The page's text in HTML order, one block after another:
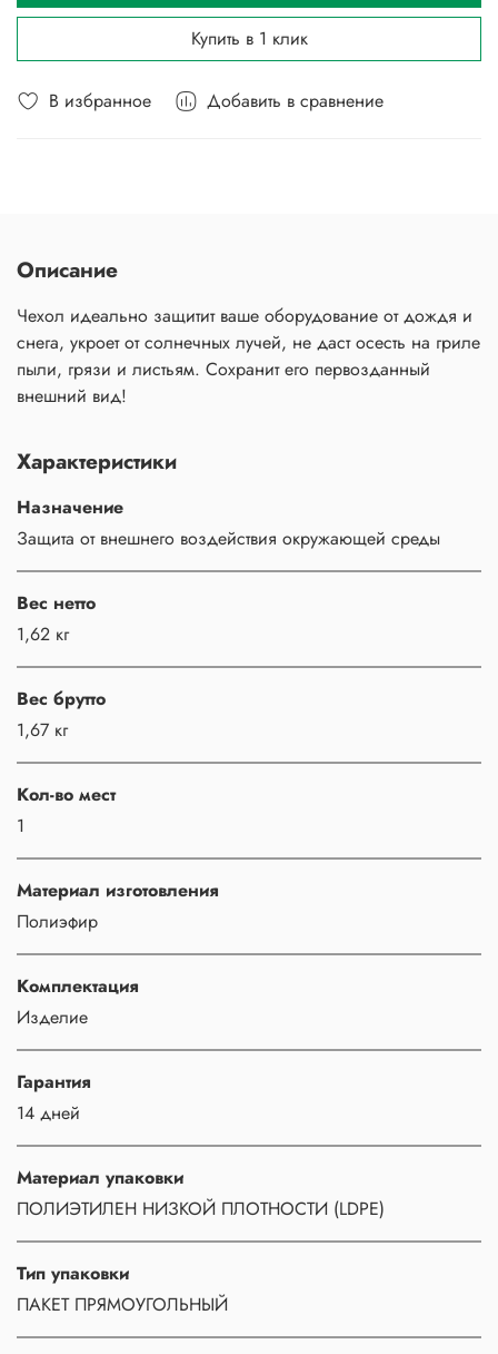
В избранное Добавить в сравнение
Купить в 1 клик
Описание
Чехол идеально защитит ваше оборудование от дождя и
снега, укроет от солнечных лучей, не даст осесть на гриле
пыли, грязи и листьям. Сохранит его первозданный
внешний вид!
Характеристики
Назначение
Защита от внешнего воздействия окружающей среды
Вес нетто
1,62 кг
Вес брутто
1,67 кг
Кол-во мест
1
Материал изготовления
Полиэфир
Комплектация
Изделие
Гарантия
14 дней
Материал упаковки
ПОЛИЭТИЛЕН НИЗКОЙ ПЛОТНОСТИ (LDPE)
Тип упаковки
ПАКЕТ ПРЯМОУГОЛЬНЫЙ